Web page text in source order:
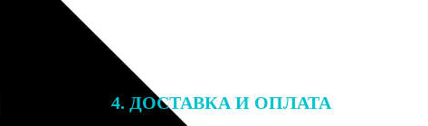
4. ДОСТАВКА И ОПЛАТА